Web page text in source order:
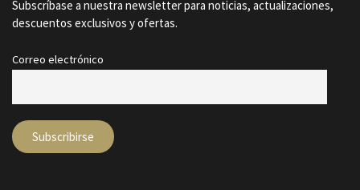
Subscríbase a nuestra newsletter para noticias, actualizaciones,
descuentos exclusivos y ofertas.
Correo electrónico